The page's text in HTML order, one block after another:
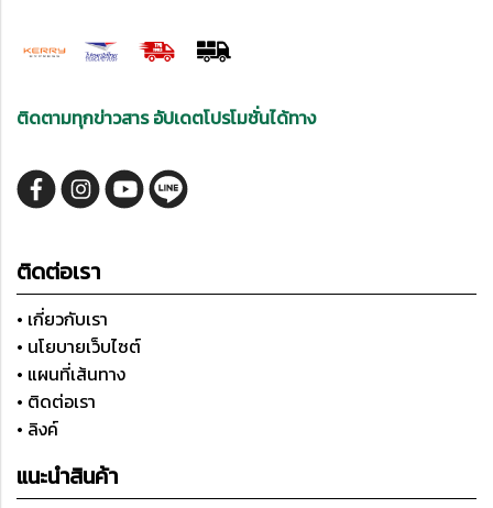
ติดตามทุกข่าวสาร อัปเดตโปรโมชั่นได้ทาง
ติดต่อเรา
• เกี่ยวกับเรา
• นโยบายเว็บไซต์
• แผนที่เส้นทาง
• ติดต่อเรา
• ลิงค์
แนะนำสินค้า